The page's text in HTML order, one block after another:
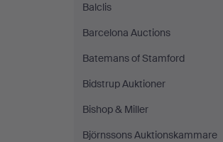
Balclis
Barcelona Auctions
Batemans of Stamford
Bidstrup Auktioner
Bishop & Miller
Björnssons Auktionskammare